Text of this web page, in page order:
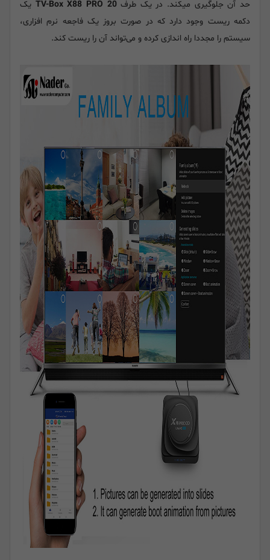
حد آن جلوگیری میکند. در یک طرفTV-Box X88 PRO 20 یک
دکمه ریست وجود دارد که در صورت بروز یک فاجعه نرم افزاری،
سیستم را مجددا راه اندازی کرده و می‌تواند آن را ریست کند.